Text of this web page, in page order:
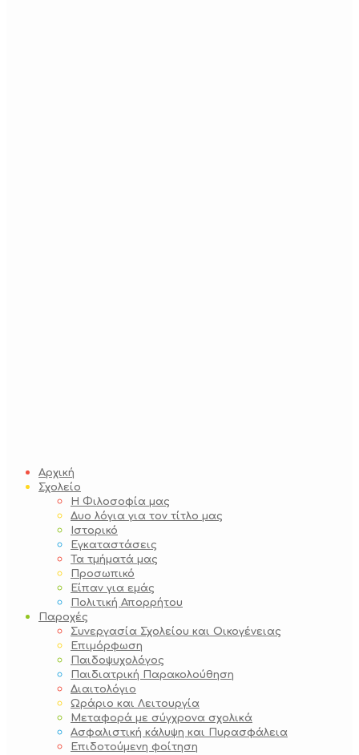
Αρχική
Σχολείο
Η Φιλοσοφία μας
Δυο λόγια για τον τίτλο μας
Ιστορικό
Εγκαταστάσεις
Τα τμήματά μας
Προσωπικό
Είπαν για εμάς
Πολιτική Απορρήτου
Παροχές
Συνεργασία Σχολείου και Οικογένειας
Επιμόρφωση
Παιδοψυχολόγος
Παιδιατρική Παρακολούθηση
Διαιτολόγιο
Ωράριο και Λειτουργία
Μεταφορά με σύγχρονα σχολικά
Ασφαλιστική κάλυψη και Πυρασφάλεια
Επιδοτούμενη φοίτηση